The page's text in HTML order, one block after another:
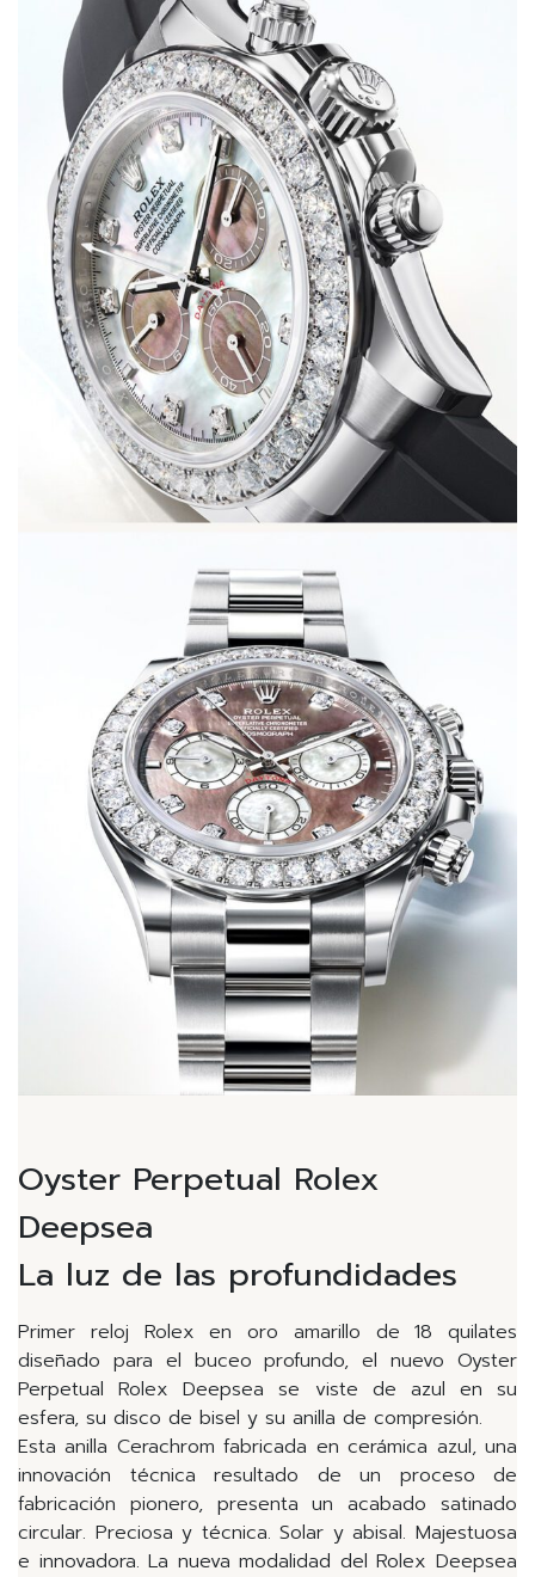
Oyster Perpetual Rolex
Deepsea
La luz de las profundidades
Primer reloj Rolex en oro amarillo de 18 quilates
diseñado para el buceo profundo, el nuevo Oyster
Perpetual Rolex Deepsea se viste de azul en su
esfera, su disco de bisel y su anilla de compresión.
Esta anilla Cerachrom fabricada en cerámica azul, una
innovación técnica resultado de un proceso de
fabricación pionero, presenta un acabado satinado
circular. Preciosa y técnica. Solar y abisal. Majestuosa
e innovadora. La nueva modalidad del Rolex Deepsea